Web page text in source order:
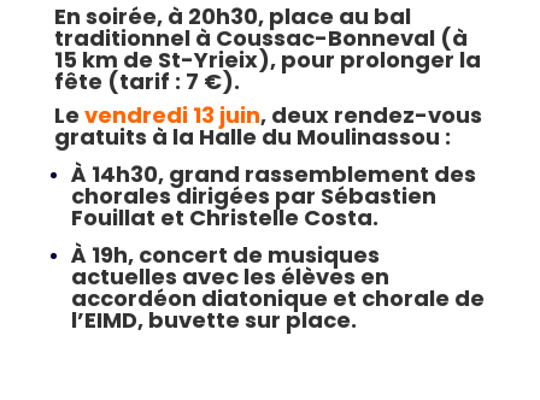
En soirée, à 20h30, place au bal
traditionnel à Coussac-Bonneval (à
15 km de St-Yrieix), pour prolonger la
fête (tarif : 7 €).
Le vendredi 13 juin, deux rendez-vous
gratuits à la Halle du Moulinassou :
À 14h30, grand rassemblement des
chorales dirigées par Sébastien
Fouillat et Christelle Costa.
À 19h, concert de musiques
actuelles avec les élèves en
accordéon diatonique et chorale de
l’EIMD, buvette sur place.